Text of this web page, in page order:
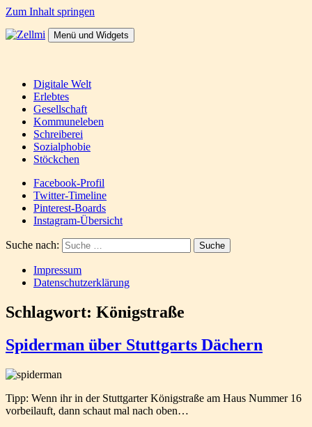
Zum Inhalt springen
Menü und Widgets
Digitale Welt
Erlebtes
Gesellschaft
Kommuneleben
Schreiberei
Sozialphobie
Stöckchen
Facebook-Profil
Twitter-Timeline
Pinterest-Boards
Instagram-Übersicht
Suche nach:
Impressum
Datenschutzerklärung
Schlagwort: Königstraße
Spiderman über Stuttgarts Dächern
Tipp: Wenn ihr in der Stuttgarter Königstraße am Haus Nummer 16
vorbeilauft, dann schaut mal nach oben…